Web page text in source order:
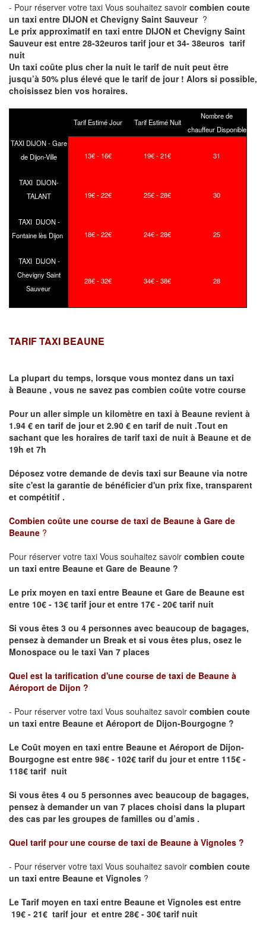
- Pour réserver votre taxi Vous souhaitez savoir combien coute
un taxi entre DIJON et Chevigny Saint Sauveur ?
Le prix approximatif en taxi entre DIJON et Chevigny Saint
Sauveur est entre 28-32euros tarif jour et 34- 38euros tarif
nuit
Un taxi coûte plus cher la nuit le tarif de nuit peut être
jusqu’à 50% plus élevé que le tarif de jour ! Alors si possible,
choisissez bien vos horaires.
Tarif Estimé Jour Tarif Estimé Nuit
Nombre de
chauffeur Disponible
TAXI DIJON - Gare
de Dijon-Ville
13€ - 16€ 19€ - 21€ 31
TAXI DIJON-
TALANT
19€ - 22€ 25€ - 28€ 30
TAXI DIJON -
Fontaine lès Dijon
18€ - 22€ 24€ - 28€ 25
TAXI DIJON -
Chevigny Saint
Sauveur
28€ - 32€ 34€ - 38€ 28
TARIF TAXI BEAUNE
La plupart du temps, lorsque vous montez dans un taxi
à Beaune , vous ne savez pas combien coûte votre course
Pour un aller simple un kilomètre en taxi à Beaune revient à
1.94 € en tarif de jour et 2.90 € en tarif de nuit .Tout en
sachant que les horaires de tarif taxi de nuit à Beaune et de
19h et 7h
Déposez votre demande de devis taxi sur Beaune via notre
site c'est la garantie de bénéficier d'un prix fixe, transparent
et compétitif .
Combien coûte une course de taxi de Beaune à Gare de
Beaune ?
Pour réserver votre taxi Vous souhaitez savoir combien coute
un taxi entre Beaune et Gare de Beaune ?
Le prix moyen en taxi entre Beaune et Gare de Beaune est
entre 10€ - 13€ tarif jour et entre 17€ - 20€ tarif nuit
Si vous êtes 3 ou 4 personnes avec beaucoup de bagages,
pensez à demander un Break et si vous êtes plus, osez le
Monospace ou le taxi Van 7 places
Quel est la tarification d'une course de taxi de Beaune à
Aéroport de Dijon ?
- Pour réserver votre taxi Vous souhaitez savoir combien coute
un taxi entre Beaune et Aéroport de Dijon-Bourgogne ?
Le Coût moyen en taxi entre Beaune et Aéroport de Dijon-
Bourgogne est entre 98€ - 102€ tarif du jour et entre 115€ -
118€ tarif nuit
Si vous êtes 4 ou 5 personnes avec beaucoup de bagages,
pensez à demander un van 7 places choisi dans la plupart
des cas par les groupes de familles ou d’amis .
Quel tarif pour une course de taxi de Beaune à Vignoles ?
- Pour réserver votre taxi Vous souhaitez savoir combien coute
un taxi entre Beaune et Vignoles ?
Le Tarif moyen en taxi entre Beaune et Vignoles est entre
19€ - 21€ tarif jour et entre 28€ - 30€ tarif nuit